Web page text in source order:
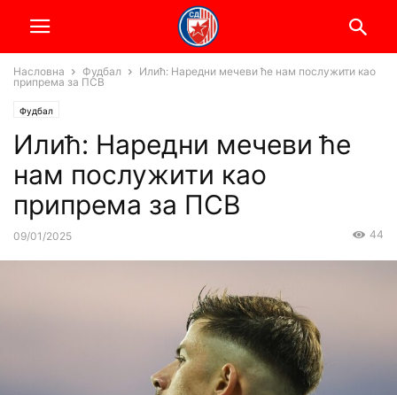
Насловна Фудбал
Илић: Наредни мечеви ће нам послужити као
припрема за ПСВ
Фудбал
Илић: Наредни мечеви ће
нам послужити као
припрема за ПСВ
09/01/2025 44